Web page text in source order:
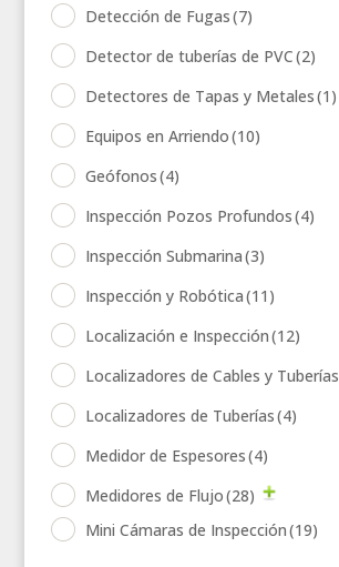
Detección de Fugas(7)
Detector de tuberías de PVC(2)
Detectores de Tapas y Metales(1)
Equipos en Arriendo(10)
Geófonos(4)
Inspección Pozos Profundos(4)
Inspección Submarina(3)
Inspección y Robótica(11)
Localización e Inspección(12)
Localizadores de Cables y Tuberías
Localizadores de Tuberías(4)
Medidor de Espesores(4)
Medidores de Flujo(28)
Mini Cámaras de Inspección(19)